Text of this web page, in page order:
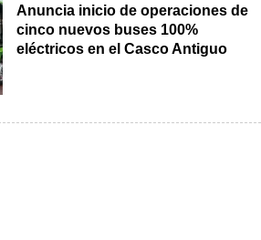
Anuncia inicio de operaciones de
cinco nuevos buses 100%
eléctricos en el Casco Antiguo